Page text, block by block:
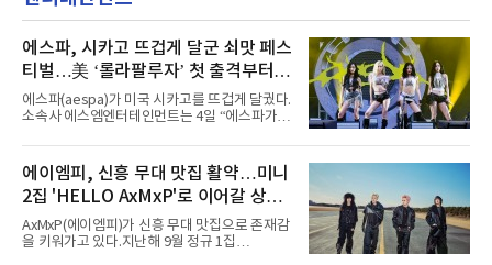
에스파, 시카고 뜨겁게 달군 쇠맛 페스
티벌…美 ‘롤라팔루자’ 첫 출격부터
증명한 존재감
에스파(aespa)가 미국 시카고를 뜨겁게 달궜다.
소속사 에스엠엔터테인먼트는 4일 “에스파가
서 열린 ‘롤라팔루자 시카고’(Lollapalooza
Chicago)의 알리안츠 스테이지에 올랐다”며
“총 14곡으로 구성된 세트리스트를 선사, 데뷔 7
년 차다운 노련한 무대 매너와 파워풀한 에너지
로 현장의 분위기를 압도했다”고 밝혔다.1991
년 시작된 ‘롤라팔루자’는 8개 스테이지, 170여
팀의 아티스트와 40만 명 이상의 관객이 운집하
에이엠피, 신흥 무대 맛집 활약…미니
2집 'HELLO AxMxP'로 이어갈 상승
세
AxMxP(에이엠피)가 신흥 무대 맛집으로 존재감
을 키워가고 있다.지난해 9월 정규 1집